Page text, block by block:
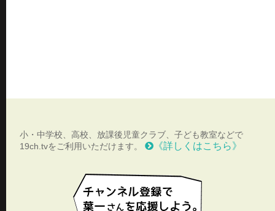
小・中学校、高校、放課後児童クラブ、子ども教室などで
19ch.tvをご利用いただけます。
《詳しくはこちら》